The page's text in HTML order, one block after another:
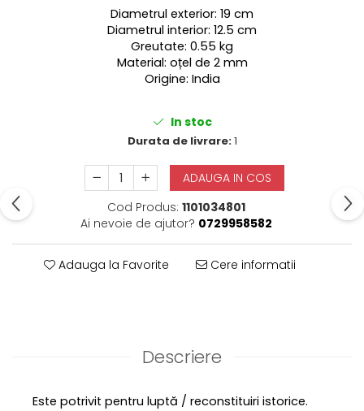
Diametrul exterior: 19 cm
Diametrul interior: 12.5 cm
Greutate: 0.55 kg
Material: oțel de 2 mm
Origine: India
In stoc
Durata de livrare:1
ADAUGA IN COS
Cod Produs: 1101034801
Ai nevoie de ajutor? 0729958582
Adauga la Favorite Cere informatii
Descriere
Este potrivit pentru luptă / reconstituiri istorice.